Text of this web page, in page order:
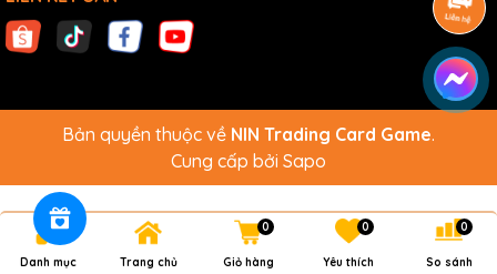
Bản quyền thuộc về NIN Trading Card Game.
Cung cấp bởi Sapo
Danh mục Trang chủ Giỏ hàng
0
Yêu thích
0
So sánh
0